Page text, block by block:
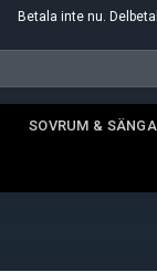
Betala inte nu.
SOVRUM &